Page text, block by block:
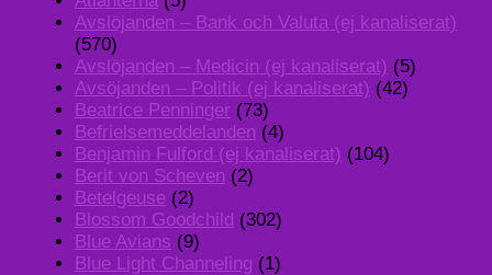
Avslöjanden – Bank och Valuta (ej kanaliserat)
(570)
Avslöjanden – Medicin (ej kanaliserat) (5)
Avsöjanden – Politik (ej kanaliserat) (42)
Beatrice Penninger (73)
Befrielsemeddelanden (4)
Benjamin Fulford (ej kanaliserat) (104)
Berit von Scheven (2)
Betelgeuse (2)
Blossom Goodchild (302)
Blue Avians (9)
Blue Light Channeling (1)